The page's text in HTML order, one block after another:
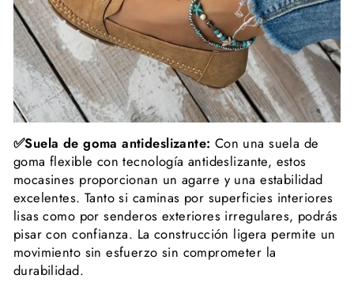
✅Suela de goma antideslizante: Con una suela de
goma flexible con tecnología antideslizante, estos
mocasines proporcionan un agarre y una estabilidad
excelentes. Tanto si caminas por superficies interiores
lisas como por senderos exteriores irregulares, podrás
pisar con confianza. La construcción ligera permite un
movimiento sin esfuerzo sin comprometer la
durabilidad.